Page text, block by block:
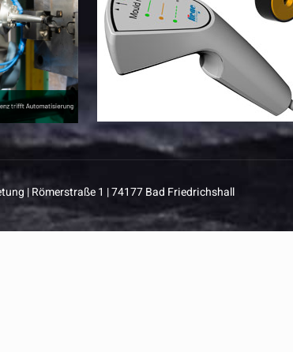
| Römerstraße 1 | 74177 Bad Friedrichshall